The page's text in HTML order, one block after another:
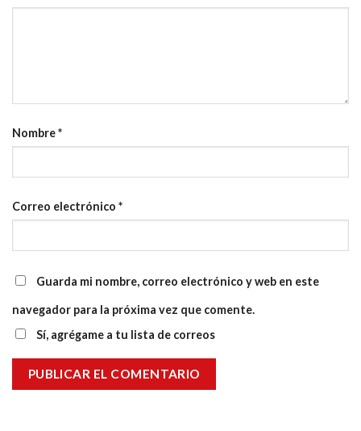
Nombre*
Correo electrónico *
Guarda mi nombre, correo electrónico y web en este
navegador para la próxima vez que comente.
Sí, agrégame a tu lista de correos